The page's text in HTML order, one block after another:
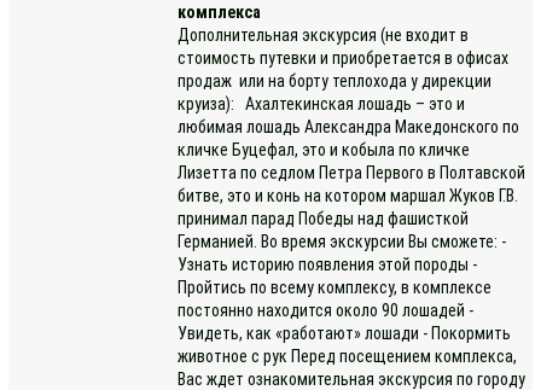
комплекса
Дополнительная экскурсия (не входит в
стоимость путевки и приобретается в офисах
продаж или на борту теплохода у дирекции
круиза): Ахалтекинская лошадь – это и
любимая лошадь Александра Македонского по
кличке Буцефал, это и кобыла по кличке
Лизетта по седлом Петра Первого в Полтавской
битве, это и конь на котором маршал Жуков Г.В.
принимал парад Победы над фашисткой
Германией. Во время экскурсии Вы сможете: -
Узнать историю появления этой породы -
Пройтись по всему комплексу, в комплексе
постоянно находится около 90 лошадей -
Увидеть, как «работают» лошади - Покормить
животное с рук Перед посещением комплекса,
Вас ждет ознакомительная экскурсия по городу